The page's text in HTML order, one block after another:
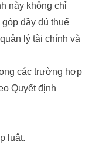
này không chỉ
đầy đủ thuế
lý tài chính và
các trường hợp
Quyết định
luật.